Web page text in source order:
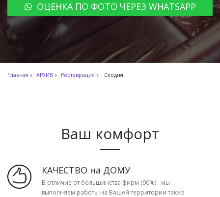
ОЦЕНКА ПО ФОТО ЧЕРЕЗ WHATSAPP
Главная АРХИВ Реставрация Сходня
Ваш комфорт
КАЧЕСТВО на ДОМУ
В отличие от большинства фирм (90%) - мы
выполняем работы на Вашей территории также